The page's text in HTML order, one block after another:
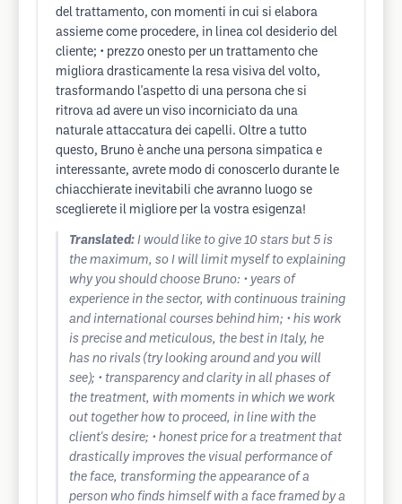
del trattamento, con momenti in cui si elabora
assieme come procedere, in linea col desiderio del
cliente; • prezzo onesto per un trattamento che
migliora drasticamente la resa visiva del volto,
trasformando l'aspetto di una persona che si
ritrova ad avere un viso incorniciato da una
naturale attaccatura dei capelli. Oltre a tutto
questo, Bruno è anche una persona simpatica e
interessante, avrete modo di conoscerlo durante le
chiacchierate inevitabili che avranno luogo se
sceglierete il migliore per la vostra esigenza!
Translated: I would like to give 10 stars but 5 is
the maximum, so I will limit myself to explaining
why you should choose Bruno: • years of
experience in the sector, with continuous training
and international courses behind him; • his work
is precise and meticulous, the best in Italy, he
has no rivals (try looking around and you will
see); • transparency and clarity in all phases of
the treatment, with moments in which we work
out together how to proceed, in line with the
client's desire; • honest price for a treatment that
drastically improves the visual performance of
the face, transforming the appearance of a
person who finds himself with a face framed by a